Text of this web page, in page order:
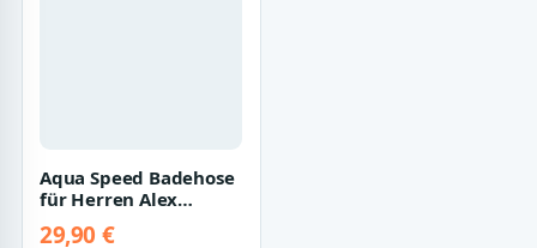
Aqua Speed Badehose
für Herren Alex
Training chlorfest
29,90 €